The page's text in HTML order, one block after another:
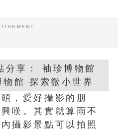
，愛好攝影的朋
嘆。其實就算雨不
攝影景點可以拍照